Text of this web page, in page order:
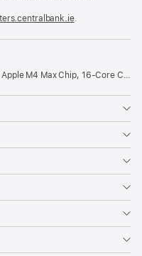
(Öffnet
neues
.
und 40‑Core GPU, Display mit Nanotextur – Space Schwarz